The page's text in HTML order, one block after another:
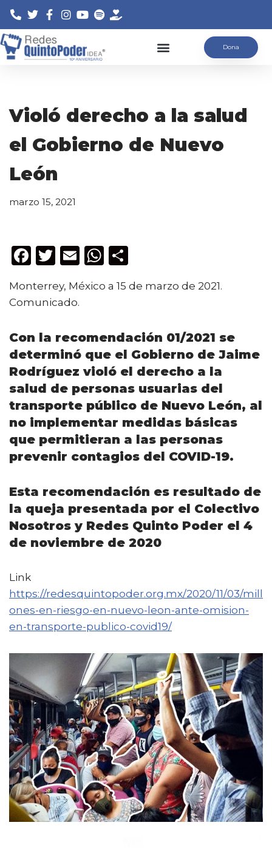
Saltar
al
Dona
Violó derecho a la salud
el Gobierno de Nuevo
León
marzo 15, 2021
F
c
e
b
o
o
k
T
it
te
r
E
ai
W
a
A
p
p
m
ar
ti
r
Monterrey, México a 15 de marzo de 2021.
Comunicado.
Con la recomendación 01/2021 se
determinó que el Gobierno de Jaime
Rodríguez violó el derecho a la
salud de personas usuarias del
transporte público de Nuevo León, al
no implementar medidas básicas
que permitieran a las personas
prevenir contagios del COVID-19.
Esta recomendación es resultado de
la queja presentada por el Colectivo
Nosotros y Redes Quinto Poder el 4
de noviembre de 2020
Link
https://redesquintopoder.org.mx/2020/11/03/mill
ones-en-riesgo-en-nuevo-leon-ante-omision-
en-transporte-publico-covid19/